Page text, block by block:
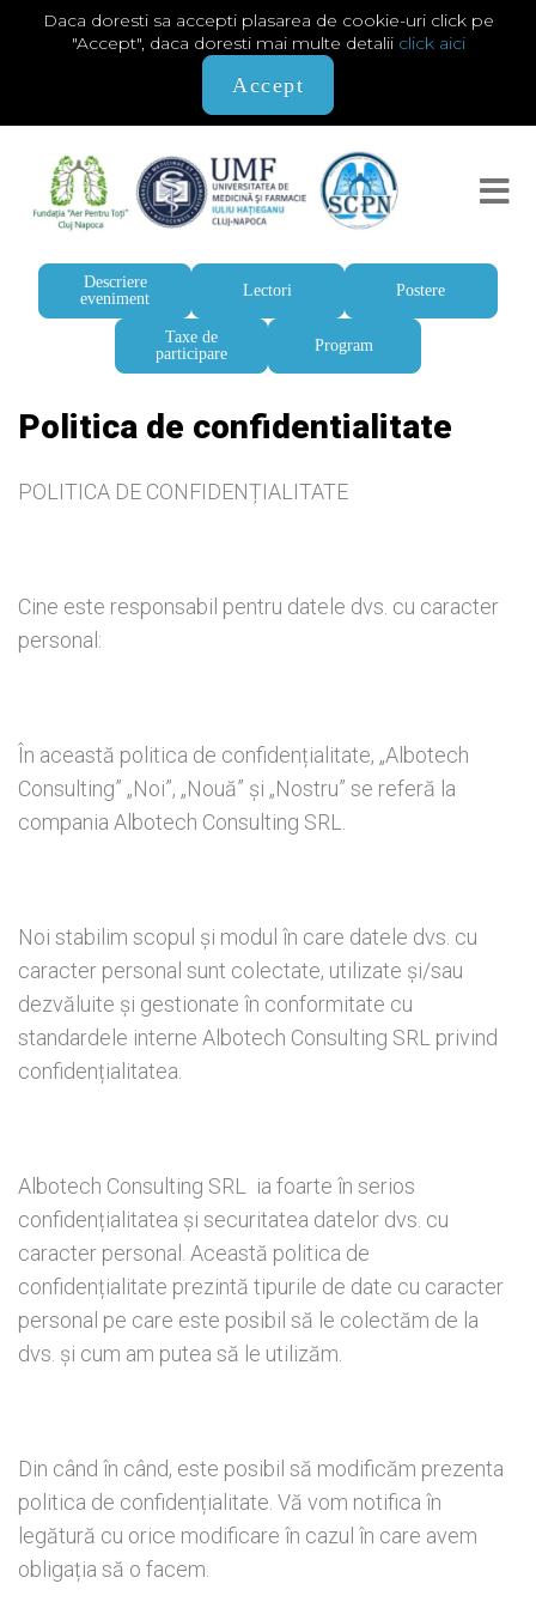
Daca doresti sa accepti plasarea de cookie-uri click pe
"Accept", daca doresti mai multe detalii click aici
Accept
Descriere
eveniment
Lectori Postere
Taxe de
participare
Program
Politica de confidentialitate
POLITICA DE CONFIDENȚIALITATE
Cine este responsabil pentru datele dvs. cu caracter
personal:
În această politica de confidențialitate, „Albotech
Consulting” „Noi”, „Nouă” și „Nostru” se referă la
compania Albotech Consulting SRL.
Noi stabilim scopul și modul în care datele dvs. cu
caracter personal sunt colectate, utilizate și/sau
dezvăluite și gestionate în conformitate cu
standardele interne Albotech Consulting SRL privind
confidențialitatea.
Albotech Consulting SRL ia foarte în serios
confidențialitatea și securitatea datelor dvs. cu
caracter personal. Această politica de
confidențialitate prezintă tipurile de date cu caracter
personal pe care este posibil să le colectăm de la
dvs. și cum am putea să le utilizăm.
Din când în când, este posibil să modificăm prezenta
politica de confidențialitate. Vă vom notifica în
legătură cu orice modificare în cazul în care avem
obligația să o facem.